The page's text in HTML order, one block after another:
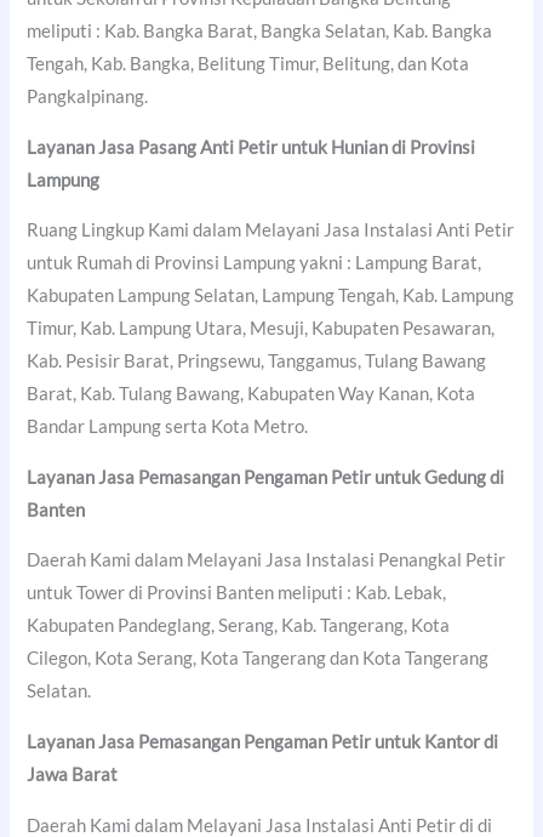
meliputi : Kab. Bangka Barat, Bangka Selatan, Kab. Bangka
Tengah, Kab. Bangka, Belitung Timur, Belitung, dan Kota
Pangkalpinang.
Layanan Jasa Pasang Anti Petir untuk Hunian di Provinsi
Lampung
Ruang Lingkup Kami dalam Melayani Jasa Instalasi Anti Petir
untuk Rumah di Provinsi Lampung yakni : Lampung Barat,
Kabupaten Lampung Selatan, Lampung Tengah, Kab. Lampung
Timur, Kab. Lampung Utara, Mesuji, Kabupaten Pesawaran,
Kab. Pesisir Barat, Pringsewu, Tanggamus, Tulang Bawang
Barat, Kab. Tulang Bawang, Kabupaten Way Kanan, Kota
Bandar Lampung serta Kota Metro.
Layanan Jasa Pemasangan Pengaman Petir untuk Gedung di
Banten
Daerah Kami dalam Melayani Jasa Instalasi Penangkal Petir
untuk Tower di Provinsi Banten meliputi : Kab. Lebak,
Kabupaten Pandeglang, Serang, Kab. Tangerang, Kota
Cilegon, Kota Serang, Kota Tangerang dan Kota Tangerang
Selatan.
Layanan Jasa Pemasangan Pengaman Petir untuk Kantor di
Jawa Barat
Daerah Kami dalam Melayani Jasa Instalasi Anti Petir di di